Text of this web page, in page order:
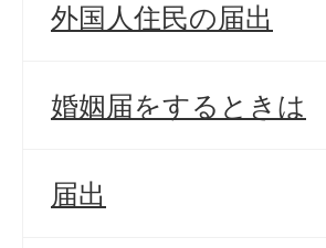
外国人住民の届出
婚姻届をするときは
届出